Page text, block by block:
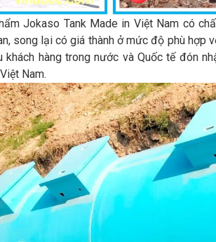
Jokaso Tank Made in Việt Nam có
song lại có giá thành ở mức độ phù hợp
khách hàng trong nước và Quốc tế đón
Nam.